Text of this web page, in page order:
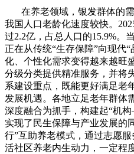
在养老领域，银发群体的
我国人口老龄化速度较快。
过2.2亿，占总人口的15.9%。
正在从传统“生存保障”向现代
化、个性化需求变得越来越旺
分级分类提供精准服务，并将
系建设重点，既能更好满足老
发展机遇。各地立足老年群体
深度融合为抓手，构建起“机
实现了民生保障与产业发展的
行”互助养老模式，通过志愿
活社区养老内生动力，一定程